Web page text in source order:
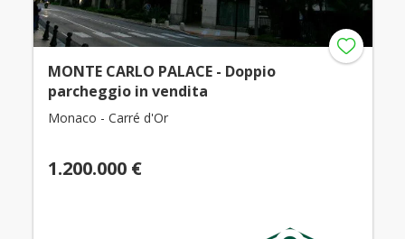
MONTE CARLO PALACE - Doppio
parcheggio in vendita
Monaco - Carré d'Or
1.200.000 €